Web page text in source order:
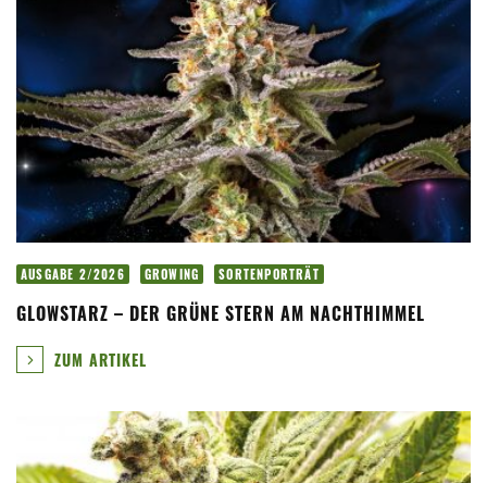
AUSGABE 2/2026 GROWING SORTENPORTRÄT
GLOWSTARZ – DER GRÜNE STERN AM NACHTHIMMEL
ZUM ARTIKEL